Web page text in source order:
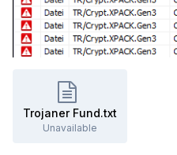
Trojaner Fund.txt
Unavailable